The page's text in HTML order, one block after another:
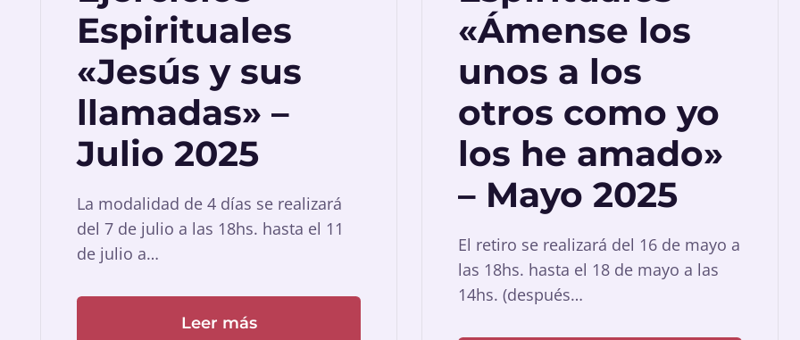
Espirituales
«Jesús y sus
llamadas» –
Julio 2025
La modalidad de 4 días se realizará
del 7 de julio a las 18hs. hasta el 11
de julio a…
Leer más
«Ámense los
unos a los
otros como yo
los he amado»
– Mayo 2025
El retiro se realizará del 16 de mayo a
las 18hs. hasta el 18 de mayo a las
14hs. (después…